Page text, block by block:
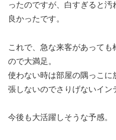
ったのですが、白すぎると汚
良かったです。
これで、急な来客があって
ので大満足。
使わない時は部屋の隅っこに
張しないのでさりげないイン
今後も大活躍しそうな予感。